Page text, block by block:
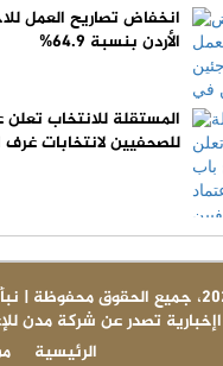
انخفاض تصاريح العمل
الأردن بنسبة 64.9%
المستقلة للانتخاب تعلن
للصحفيين لانتخابات غرف
اإخبارية تصدر عن شركة مدن
الرئيسية